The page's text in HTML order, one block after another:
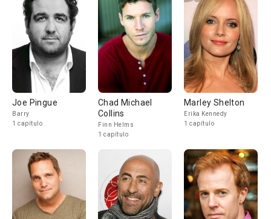
Joe Pingue
Barry
1 capítulo
Chad Michael
Collins
Finn Helms
1 capítulo
Marley Shelton
Erika Kennedy
1 capítulo